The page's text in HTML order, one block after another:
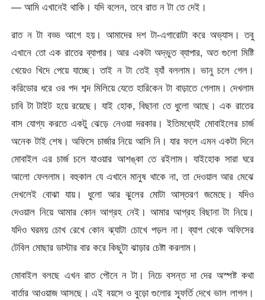
— আমি এখানেই থাকি। যদি বলেন, তবে রাত ন টা তে দেই।
রাত ন টা বড্ড আগে হয়। আমাদের দশ টা-এগারোটা করে অভ্যাস। তবু
এখানে তো এক রাতের ব্যাপার। আর একটা অদ্ভুত ব্যাপার, অত গুলো মিষ্টি
খেয়েও খিদে পেয়ে যাচ্ছে। তাই ন টা তেই হ্যাঁ বললাম। ভানু চলে গেল।
করিডোর ধরে ওর পদ শব্দ মিলিয়ে যেতে হারিকেন টা বাড়াতে গেলাম। দেখলাম
চাবি টা টাইট হয়ে রয়েছে। যাই হোক, বিছানা তে ধুলো আছে। এক রাতের
বাস যোগ্য করতে একটু ঝেড়ে নেওয়া দরকার। ইতিমধ্যেই মোবাইলের চার্জ
অনেক টাই শেষ। অফিসে চার্জার নিয়ে আসি নি। যার ফলে এমন একটা দিনে
মোবাইল এর চার্জ চলে যাওয়ার আশঙ্কা তে রইলাম। যাইহোক সারা ঘরে
আলো ফেললাম। বহুকাল যে এখানে মানুষ থাকে না, তা দেওয়াল আর মেঝে
দেখলেই বোঝা যায়। ধুলো আর ঝুলের মোটা আস্তরণ জমেছে। যদিও
দেওয়াল নিয়ে আমার কোন আগ্রহ নেই। আমার আগ্রহ বিছানা টা নিয়ে।
যদিও ঘরময় চোখ রেখে কোন ঝ্যাটা চোখে পড়ল না। ব্যাগ থেকে অফিসের
টেবিল মোছার ডাস্টার বার করে কিছুটা ঝাড়ার চেষ্টা করলাম।
মোবাইল বলছে এখন রাত পৌনে ন টা। নিচে বসন্ত দা দের অস্পষ্ট কথা
বার্তার আওয়াজ আসছে। এই বয়সে ও বুড়ো গুলোর স্ফূর্তি দেখে ভাল লাগল।